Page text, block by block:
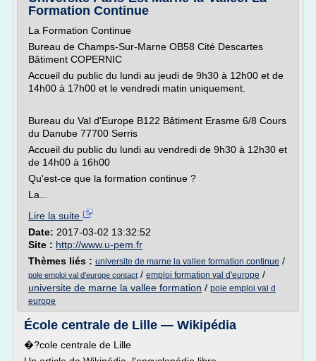
Formation Continue
La Formation Continue
Bureau de Champs-Sur-Marne OB58 Cité Descartes
Bâtiment COPERNIC
Accueil du public du lundi au jeudi de 9h30 à 12h00 et de
14h00 à 17h00 et le vendredi matin uniquement.
Bureau du Val d'Europe B122 Bâtiment Erasme 6/8 Cours
du Danube 77700 Serris
Accueil du public du lundi au vendredi de 9h30 à 12h30 et
de 14h00 à 16h00
Qu'est-ce que la formation continue ?
La...
Lire la suite
Date: 2017-03-02 13:32:52
Site : http://www.u-pem.fr
Thèmes liés : universite de marne la vallee formation continue /
pole emploi val d'europe contact / emploi formation val d'europe /
universite de marne la vallee formation / pole emploi val d
europe
École centrale de Lille — Wikipédia
�?cole centrale de Lille